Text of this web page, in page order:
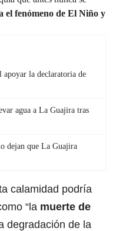
el fenómeno de El Niño y
la declaratoria de
agua a La Guajira tras
dejan que La Guajira
calamidad podría
“la muerte de
degradación de la